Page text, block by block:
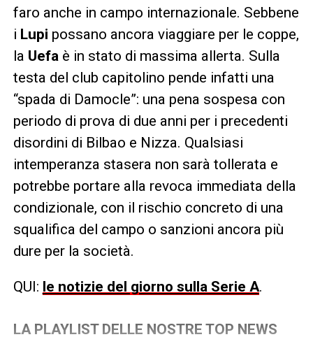
faro anche in campo internazionale. Sebbene
i Lupi possano ancora viaggiare per le coppe,
la Uefa è in stato di massima allerta. Sulla
testa del club capitolino pende infatti una
“spada di Damocle”: una pena sospesa con
periodo di prova di due anni per i precedenti
disordini di Bilbao e Nizza. Qualsiasi
intemperanza stasera non sarà tollerata e
potrebbe portare alla revoca immediata della
condizionale, con il rischio concreto di una
squalifica del campo o sanzioni ancora più
dure per la società.
QUI: le notizie del giorno sulla Serie A.
LA PLAYLIST DELLE NOSTRE TOP NEWS